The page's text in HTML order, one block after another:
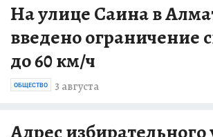
На улице Саина в
введено ограничение
до 60 км/ч
3 августа
ОБЩЕСТВО